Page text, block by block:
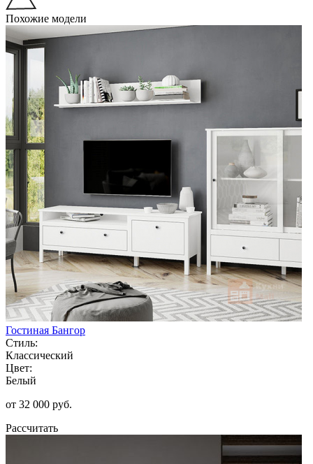
Похожие модели
Гостиная Бангор
Стиль:
Классический
Цвет:
Белый
от 32 000 руб.
Рассчитать